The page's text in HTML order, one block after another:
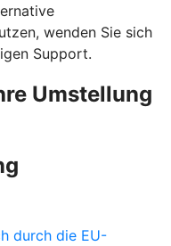
wenden Sie sich
Support.
Umstellung
durch die EU-